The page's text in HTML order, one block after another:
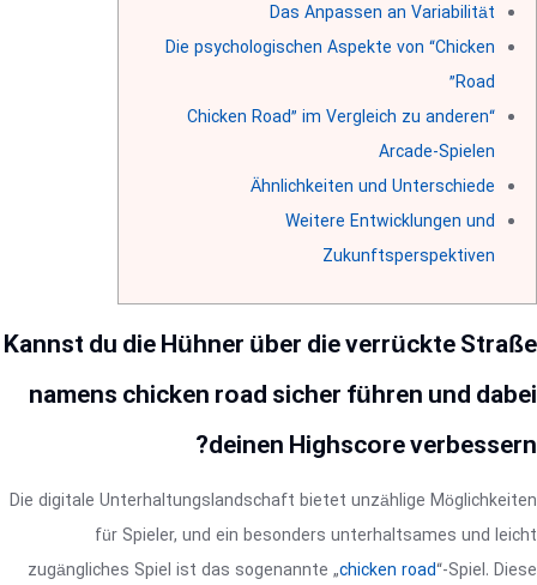
Das Anpassen an Variabilität
Die psychologischen Aspekte von “Chicken
Road”
“Chicken Road” im Vergleich zu anderen
Arcade-Spielen
Ähnlichkeiten und Unterschiede
Weitere Entwicklungen und
Zukunftsperspektiven
Kannst du die Hühner über die verrückte Straße
namens chicken road sicher führen und dabei
deinen Highscore verbessern?
Die digitale Unterhaltungslandschaft bietet unzählige Möglichkeiten
für Spieler, und ein besonders unterhaltsames und leicht
zugängliches Spiel ist das sogenannte „chicken road“-Spiel. Diese